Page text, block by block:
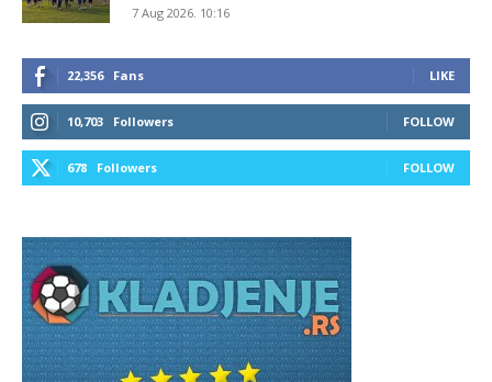
7 Aug 2026. 10:16
22,356 Fans LIKE
10,703 Followers FOLLOW
678 Followers FOLLOW